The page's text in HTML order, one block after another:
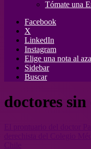
Tómate una
Facebook
X
LinkedIn
Instagram
Elige una nota al
Sidebar
Buscar
doctores